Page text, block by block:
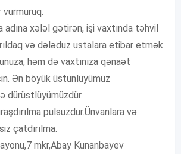
adına xələl gətirən, işi vaxtında təhvil
və dələduz ustalara etibar etmək
həm də vaxtınıza qənaət
Ən böyük üstünlüyümüz
dürüstlüyümüzdür.
pulsuzdur.Ünvanlara və
çatdırılma.
mkr,Abay Kunanbayev